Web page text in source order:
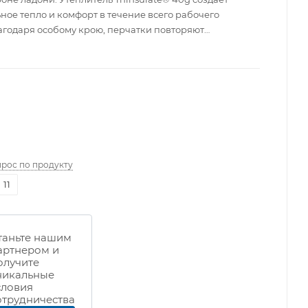
тепло и комфорт в течение всего рабочего
особому крою, перчатки повторяют
форму руки, что создает дополнительный комфорт в
по продукту
11
нашим
и